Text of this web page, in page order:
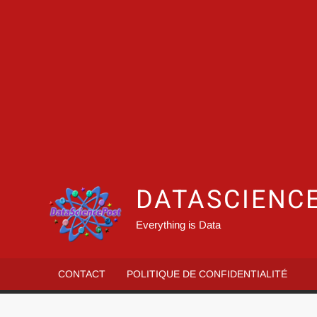
Everything is Data
CONTACT POLITIQUE DE CONFIDENTIALITÉ